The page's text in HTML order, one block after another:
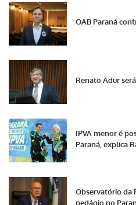
OAB Paraná
Renato Adur
IPVA menor é
Paraná, explica
Observatório da
pedágio no